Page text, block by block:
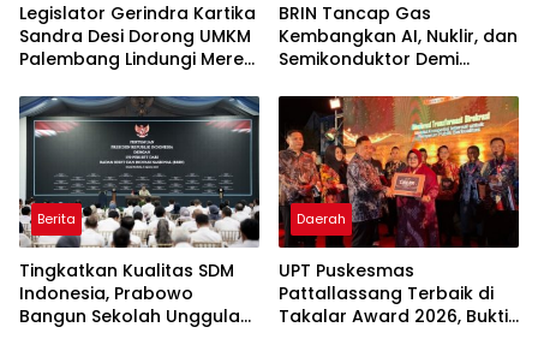
Legislator Gerindra Kartika
Sandra Desi Dorong UMKM
Palembang Lindungi Merek
BRIN Tancap Gas
Kembangkan AI, Nuklir, dan
Semikonduktor Demi
Indonesia
Berita
Tingkatkan Kualitas SDM
Indonesia, Prabowo
Bangun Sekolah Unggulan
Daerah
UPT Puskesmas
Pattallassang Terbaik di
Takalar Award 2026, Bukti